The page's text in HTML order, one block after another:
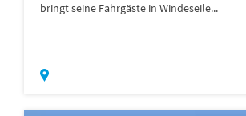
bringt seine Fahrgäste in Windeseile...